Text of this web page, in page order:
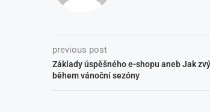
previous post
Základy úspěšného e-shopu aneb Jak
během vánoční sezóny